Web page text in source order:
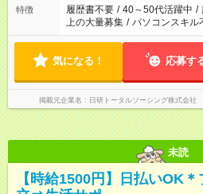
間を超える場合は応募できませ
特徴 履歴書不要 / 40～50代活躍中 /
上の大量募集 / パソコンスキル
気になる！ 応募す
掲載元企業名 日研トータルソーシング株式会
未読
【時給1500円】日払いOK